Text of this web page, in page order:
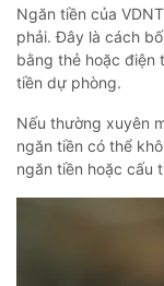
Ngăn tiền của
phải. Đây là cách
bằng thẻ hoặc điện
tiền dự phòng.
Nếu thường xuyên
ngăn tiền có thể
ngăn tiền hoặc cấu